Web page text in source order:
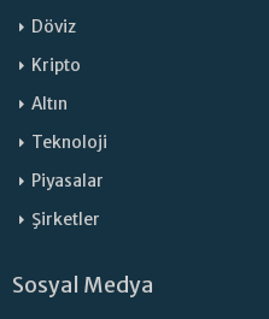
Döviz
Kripto
Altın
Teknoloji
Piyasalar
Şirketler
Sosyal Medya